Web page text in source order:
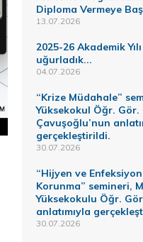
Diploma Vermeye
13.07.2026
2025-26 Akademik
uğurladık...
04.07.2026
“Krize Müdahale”
Yüksekokul Öğr.
Çavuşoğlu’nun
gerçekleştirildi.
30.07.2026
“Hijyen ve
Korunma” semineri,
Yüksekokulu Öğr.
anlatımıyla
30.07.2026